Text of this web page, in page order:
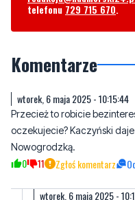
Komentarze
Przecież to robicie
Nowogrodzką.
0 11 Zgłoś komentarz
wtorek, 6 maja 2025 -
Oczywiście Kaczyński